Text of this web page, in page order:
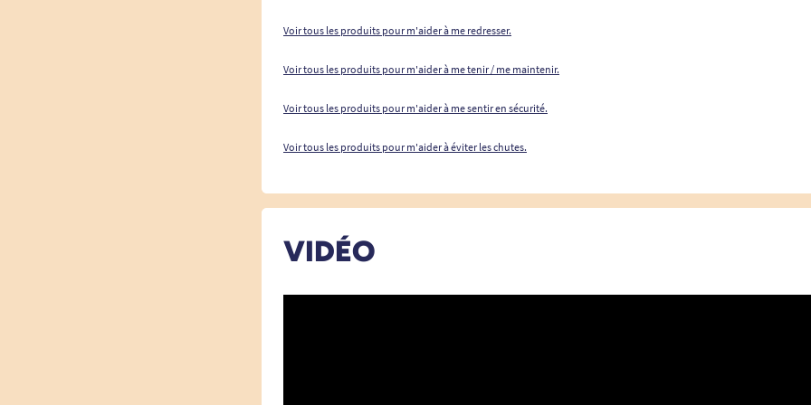
Voir tous les produits pour m'aider à me redresser.
Voir tous les produits pour m'aider à me tenir / me maintenir.
Voir tous les produits pour m'aider à me sentir en sécurité.
Voir tous les produits pour m'aider à éviter les chutes.
VIDÉO